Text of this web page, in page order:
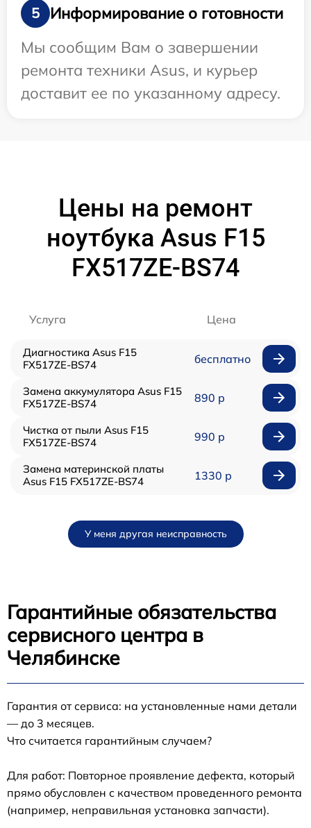
5
Информирование о готовности
Мы сообщим Вам о завершении
ремонта техники Asus, и курьер
доставит ее по указанному адресу.
Цены на ремонт
ноутбука Asus F15
FX517ZE-BS74
Услуга Цена
Диагностика Asus F15
FX517ZE-BS74
бесплатно
Замена аккумулятора Asus F15
FX517ZE-BS74
890 р
Чистка от пыли Asus F15
FX517ZE-BS74
990 р
Замена материнской платы
Asus F15 FX517ZE-BS74
1330 р
У меня другая неисправность
Гарантийные обязательства
сервисного центра в
Челябинске
Гарантия от сервиса: на установленные нами детали
— до 3 месяцев.
Что считается гарантийным случаем?
Для работ: Повторное проявление дефекта, который
прямо обусловлен с качеством проведенного ремонта
(например, неправильная установка запчасти).